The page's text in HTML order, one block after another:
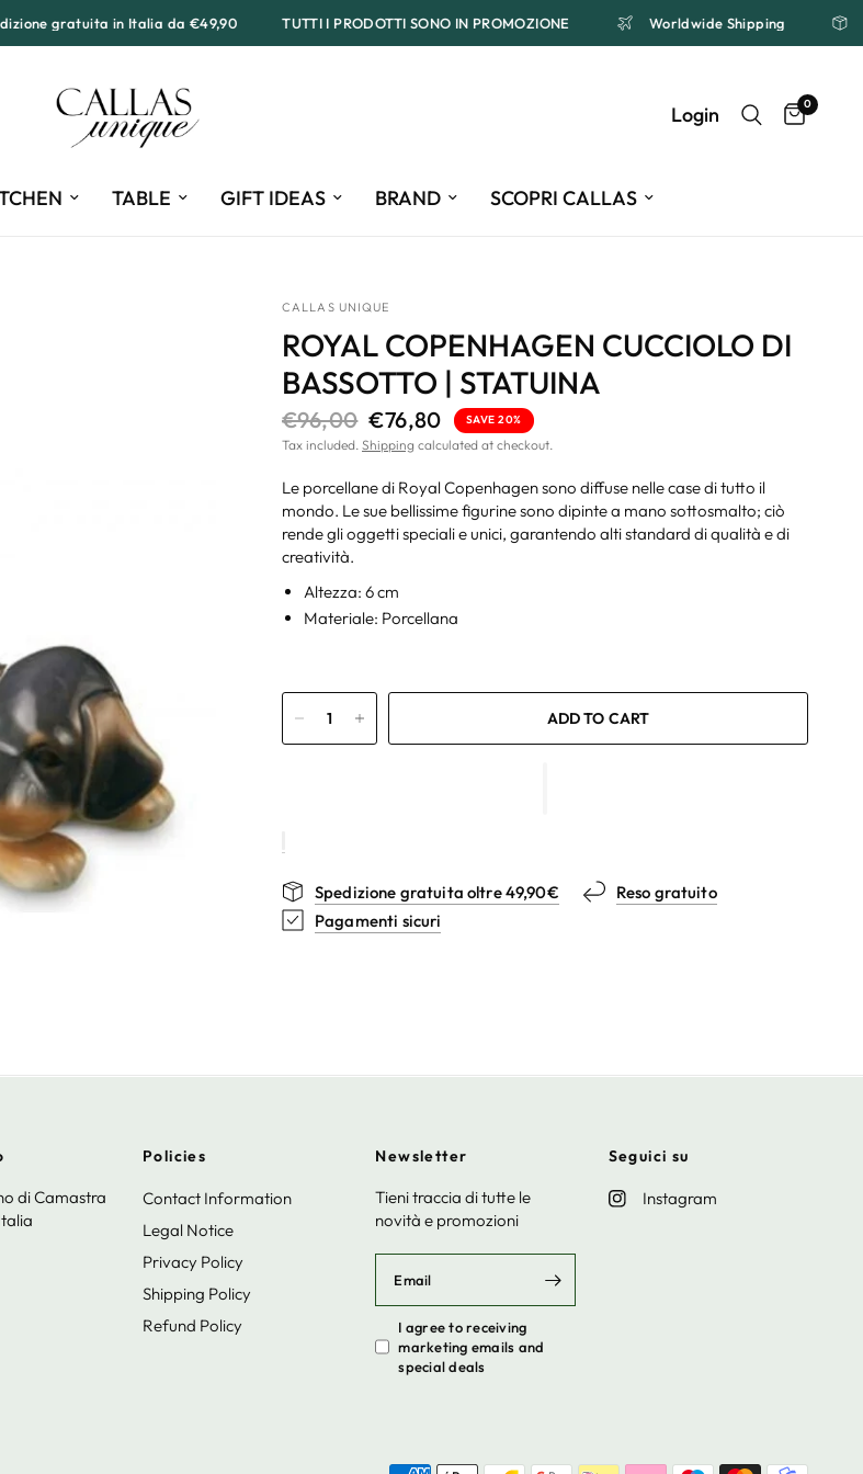
gratuita in Italia da €49,90 TUTTI I PRODOTTI SONO IN PROMOZIONE Worldwide Shipping
Login 0
TABLE GIFT IDEAS BRAND SCOPRI CALLAS
CALLAS UNIQUE
ROYAL COPENHAGEN CUCCIOLO DI
BASSOTTO | STATUINA
€96,00 €76,80 SAVE 20%
Tax included. Shipping calculated at checkout.
Le porcellane di Royal Copenhagen sono diffuse nelle case di tutto il
mondo. Le sue bellissime figurine sono dipinte a mano sottosmalto; ciò
rende gli oggetti speciali e unici, garantendo alti standard di qualità e di
creatività.
Altezza: 6 cm
Materiale: Porcellana
ADD TO CART
Spedizione gratuita oltre 49,90€
Reso gratuito
Pagamenti sicuri
di Camastra
Policies
Contact Information
Legal Notice
Privacy Policy
Shipping Policy
Refund Policy
Newsletter
Tieni traccia di tutte le
novità e promozioni
Email
I agree to receiving
marketing emails and
special deals
Seguici su
Instagram